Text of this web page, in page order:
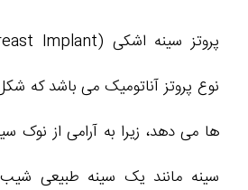
نوع پروتز آناتومیک می باشد که
ها می دهد، زیرا به آرامی از نوک
سینه مانند یک سینه طبیعی